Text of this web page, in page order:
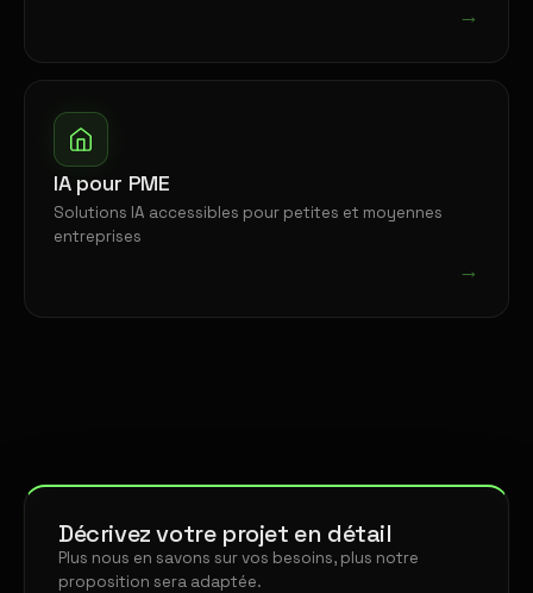
→
IA pour PME
Solutions IA accessibles pour petites et moyennes
entreprises
→
Décrivez votre projet en détail
Plus nous en savons sur vos besoins, plus notre
proposition sera adaptée.